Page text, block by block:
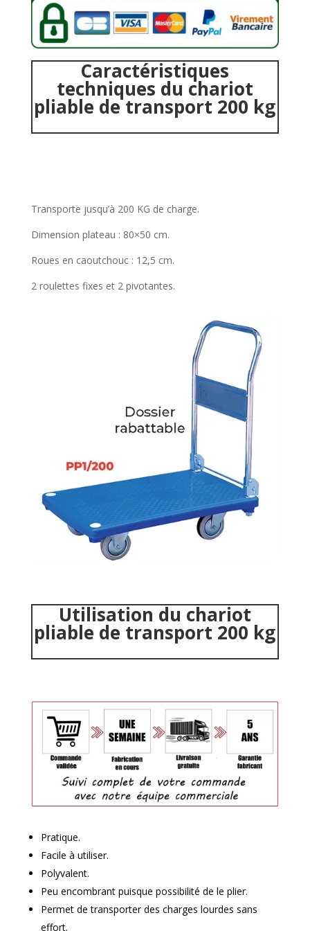
Caractéristiques
techniques du chariot
pliable de transport 200 kg
Transporte jusqu’à 200 KG de charge.
Dimension plateau : 80×50 cm.
Roues en caoutchouc : 12,5 cm.
2 roulettes fixes et 2 pivotantes.
Utilisation du chariot
pliable de transport 200 kg
Pratique.
Facile à utiliser.
Polyvalent.
Peu encombrant puisque possibilité de le plier.
Permet de transporter des charges lourdes sans
effort.